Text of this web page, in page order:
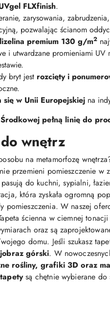
FLXfinish.
zarysowania,
pozwalając ścianom
premium 130 g/m2
i utwardzane promieniami
bryt jest rozcięty i
w Unii Europejskiej na
pełną linię do
wnętrz
na metamorfozę
przemieni pomieszczenie
do kuchni, sypialni,
która zyskała ogromną
pomieszczenia. W naszej
ścienna w ciemnej
oraz są
domu. Jeśli szukasz
górski. W
rośliny, grafiki 3D oraz
są chętnie wybierane do